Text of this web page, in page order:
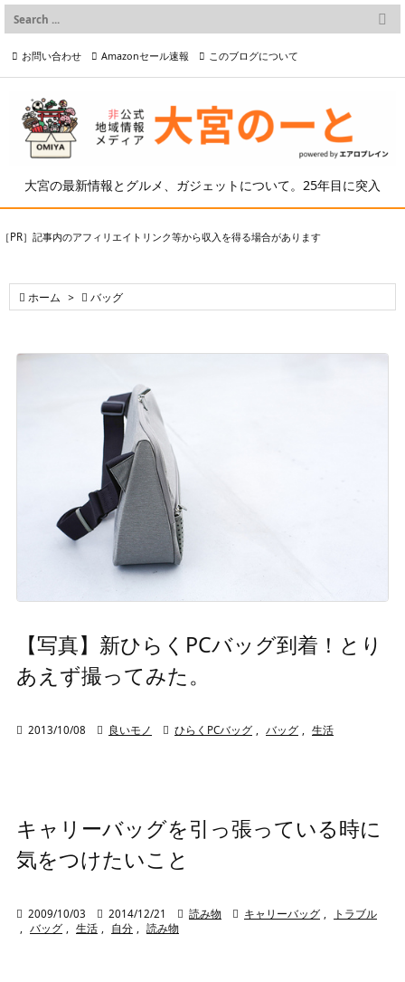
大宮の最新情報とグルメ、ガジェットについて。25年目に突入

メニュー

検索
お問い合わせ Amazonセール速報 このブログについて
プライバシーポリシー等
［PR］記事内のアフィリエイトリンク等から収入を得る場合があります
 ホーム >  バッグ
【写真】新ひらくPCバッグ到着！とり
あえず撮ってみた。
 2013/10/08  良いモノ  ひらくPCバッグ バッグ 生活
キャリーバッグを引っ張っている時に
気をつけたいこと
 2009/10/03  2014/12/21  読み物  キャリーバッグ
トラブル
バッグ 生活 自分 読み物